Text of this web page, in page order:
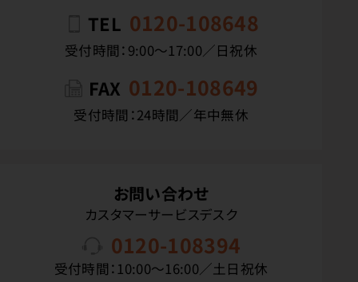
TEL 0120-108648
受付時間：9:00〜17:00／日祝休
FAX 0120-108649
受付時間：24時間／年中無休
お問い合わせ
カスタマーサービスデスク
0120-108394
受付時間：10:00〜16:00／土日祝休